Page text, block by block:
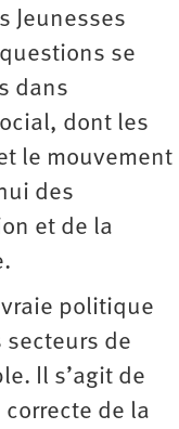
Jeunesses
se
dans
dont les
le mouvement
des
et de la
politique
secteurs de
Il s’agit de
de la